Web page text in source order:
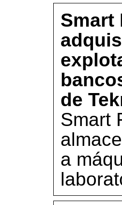
Smart
de
Smart
a